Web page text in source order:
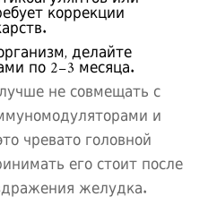
коррекции
делайте
по 2–3 месяца.
не совмещать с
и
чревато головной
его стоит после
желудка.